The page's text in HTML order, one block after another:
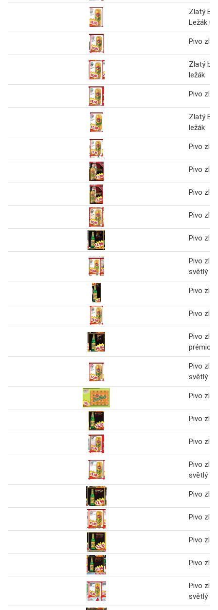
Zlatý
Ležák
Pivo
Zlatý
ležák
Pivo
Zlatý
ležák
Pivo
Pivo
Pivo
Pivo
Pivo
Pivo
světlý
Pivo
Pivo
Pivo
Pivo
světlý
Pivo
Pivo
Pivo
Pivo
světlý
Pivo
Pivo
Pivo
Pivo
Pivo
světlý